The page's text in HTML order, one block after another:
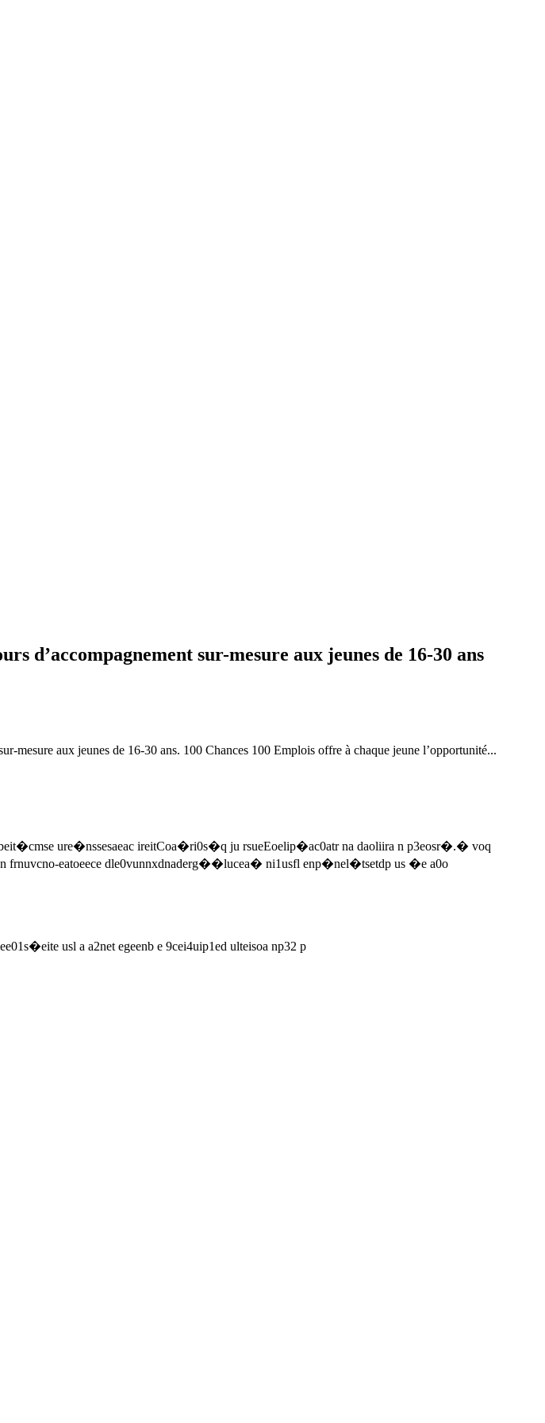
d’accompagnement sur-mesure aux jeunes de 16-30 ans
mesure aux jeunes de 16-30 ans. 100 Chances 100 Emplois offre à chaque jeune l’opportunité...
ure�nssesaeac ireitCoa�ri0s�q ju rsueEoelip�ac0atr na daoliira n p3eosr�.� voq
eatoeece dle0vunnxdnaderg��lucea� ni1usfl enp�nel�tsetdp us �e a0o
usl a a2net egeenb e 9cei4uip1ed ulteisoa np32 p